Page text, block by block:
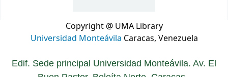
Copyright @ UMA Library
Universidad Monteávila Caracas, Venezuela
Edif. Sede principal Universidad Monteávila. Av. El